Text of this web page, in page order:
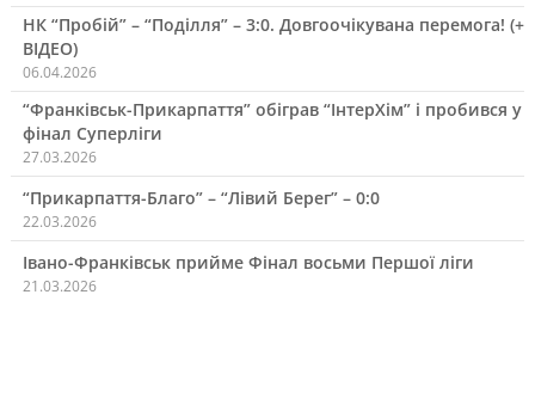
НК “Пробій” – “Поділля” – 3:0. Довгоочікувана перемога! (+
ВІДЕО)
06.04.2026
“Франківськ-Прикарпаття” обіграв “ІнтерХім” і пробився у
фінал Суперліги
27.03.2026
“Прикарпаття-Благо” – “Лівий Берег” – 0:0
22.03.2026
Івано-Франківськ прийме Фінал восьми Першої ліги
21.03.2026